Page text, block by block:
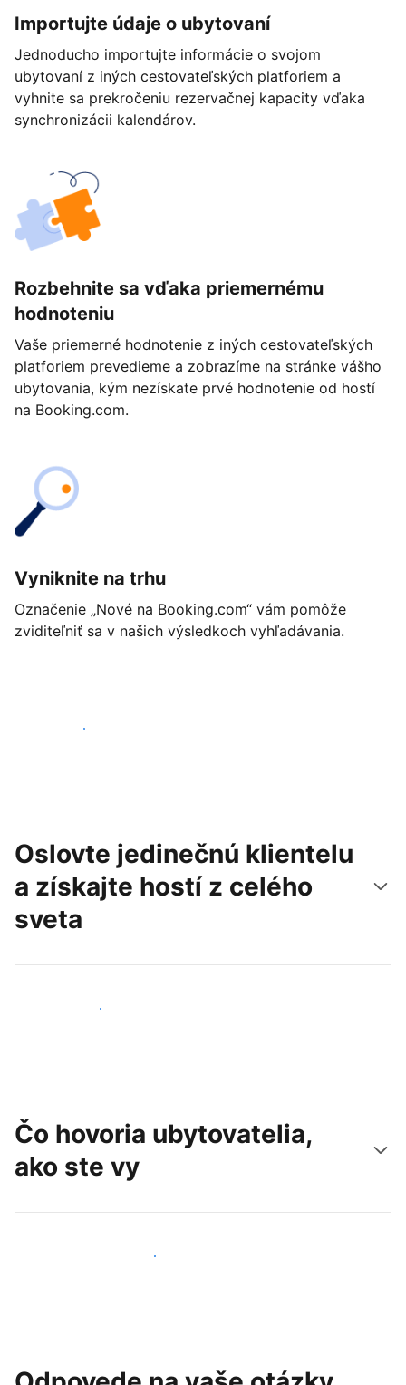
Importujte údaje o ubytovaní
Jednoducho importujte informácie o svojom
ubytovaní z iných cestovateľských platforiem a
vyhnite sa prekročeniu rezervačnej kapacity vďaka
synchronizácii kalendárov.
Rozbehnite sa vďaka priemernému
hodnoteniu
Vaše priemerné hodnotenie z iných cestovateľských
platforiem prevedieme a zobrazíme na stránke vášho
ubytovania, kým nezískate prvé hodnotenie od hostí
na Booking.com.
Vyniknite na trhu
Označenie „Nové na Booking.com“ vám pomôže
zviditeľniť sa v našich výsledkoch vyhľadávania.
Začať ešte dnes
Oslovte jedinečnú klientelu
a získajte hostí z celého
sveta
Osloviť nových hostí
Čo hovoria ubytovatelia,
ako ste vy
Pridať sa k podobným ubytovateľom